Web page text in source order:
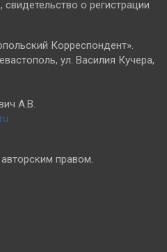
о регистрации
Корреспондент».
ул. Василия Кучера,
А.В.
правом.